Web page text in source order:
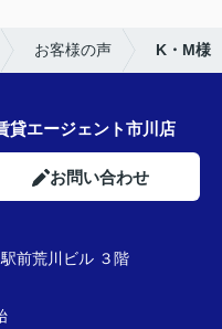
お客様の声 K・M様
貸エージェント市川店
お問い合わせ
前荒川ビル ３階